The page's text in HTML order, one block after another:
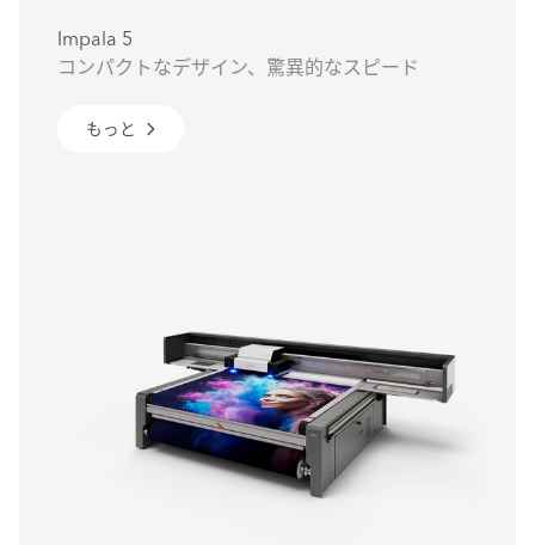
Impala 5
コンパクトなデザイン、驚異的なスピード
もっと